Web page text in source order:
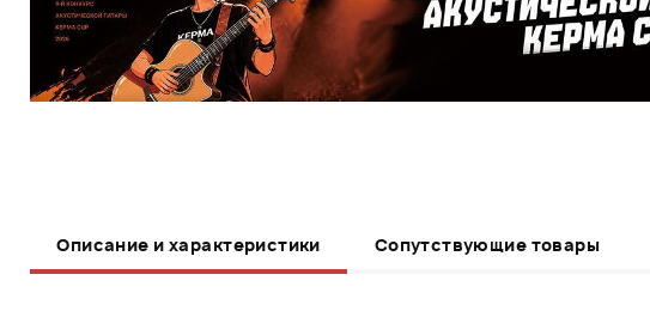
Описание и характеристики Сопутствующие товары